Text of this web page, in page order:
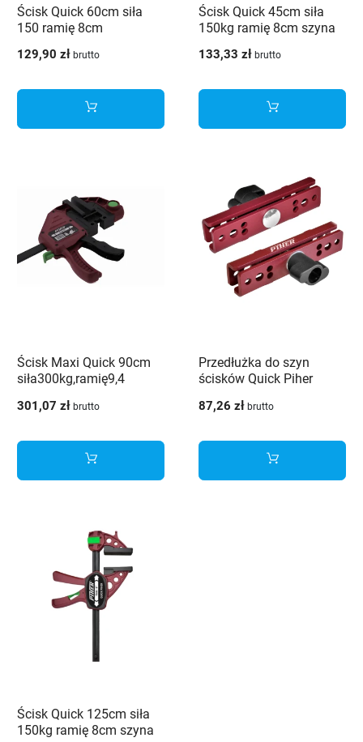
Ścisk Quick 60cm siła
150 ramię 8cm
129,90 zł brutto
Ścisk Quick 45cm siła
150kg ramię 8cm szyna
133,33 zł brutto
Ścisk Maxi Quick 90cm
siła300kg,ramię9,4
301,07 zł brutto
Przedłużka do szyn
ścisków Quick Piher
87,26 zł brutto
Ścisk Quick 125cm siła
150kg ramię 8cm szyna